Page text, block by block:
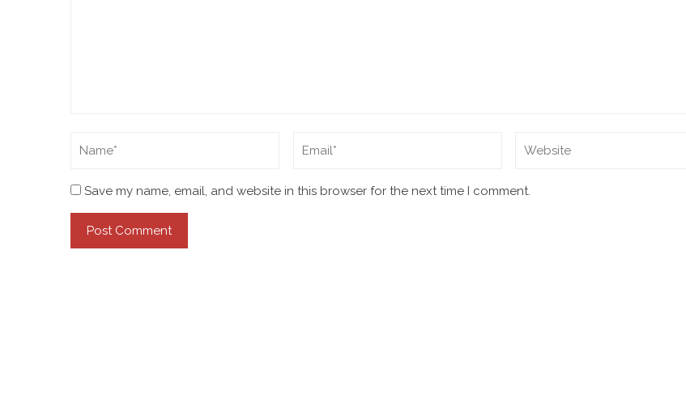
Save my name, email, and website in this browser for the next time I comment.